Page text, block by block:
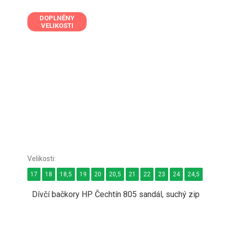
DOPLNĚNY
VELIKOSTI
Dívčí bačkory HP Čechtín 805 sandál, suchý zip
17 18 18,5 19 20 20,5 21 22 23 24 24,5